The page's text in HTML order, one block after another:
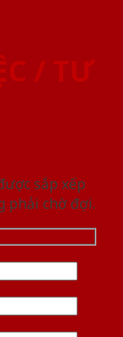
/ TƯ
sắp xếp
phải chờ đợi.